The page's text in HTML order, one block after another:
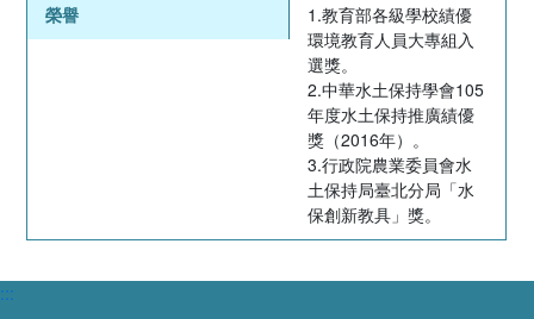
榮譽
1.教育部各級學校績優
環境教育人員大專組入
選獎。
2.中華水土保持學會105
年度水土保持推廣績優
獎（2016年）。
3.行政院農業委員會水
土保持局臺北分局「水
保創新教具」獎。
:::